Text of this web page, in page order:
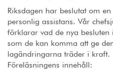
Riksdagen har beslutat om en
personlig assistans. Vår
förklarar vad de nya besluten
som de kan komma att ge
lagändringarna träder i kraft.
Föreläsningens innehåll: